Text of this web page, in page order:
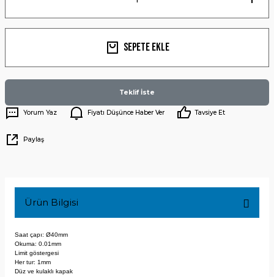
Sepete Ekle
Teklif İste
Yorum Yaz Fiyatı Düşünce Haber Ver Tavsiye Et
Paylaş
Ürün Bilgisi
Saat çapı: Ø40mm
Okuma: 0.01mm
Limit göstergesi
Her tur: 1mm
Düz ve kulaklı kapak